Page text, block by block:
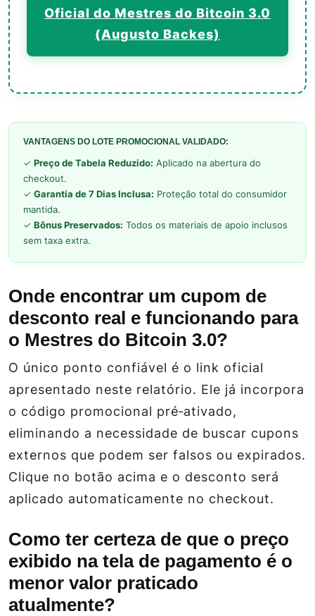
Oficial do Mestres do Bitcoin 3.0
(Augusto Backes)
VANTAGENS DO LOTE PROMOCIONAL VALIDADO:
✓ Preço de Tabela Reduzido: Aplicado na abertura do
checkout.
✓ Garantia de 7 Dias Inclusa: Proteção total do consumidor
mantida.
✓ Bônus Preservados: Todos os materiais de apoio inclusos
sem taxa extra.
Onde encontrar um cupom de
desconto real e funcionando para
o Mestres do Bitcoin 3.0?
O único ponto confiável é o link oficial
apresentado neste relatório. Ele já incorpora
o código promocional pré‑ativado,
eliminando a necessidade de buscar cupons
externos que podem ser falsos ou expirados.
Clique no botão acima e o desconto será
aplicado automaticamente no checkout.
Como ter certeza de que o preço
exibido na tela de pagamento é o
menor valor praticado
atualmente?